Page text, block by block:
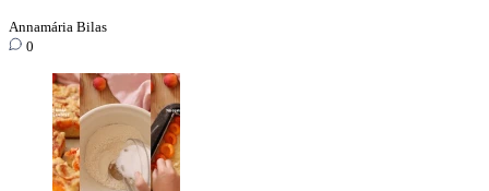
Annamária Bilas
0